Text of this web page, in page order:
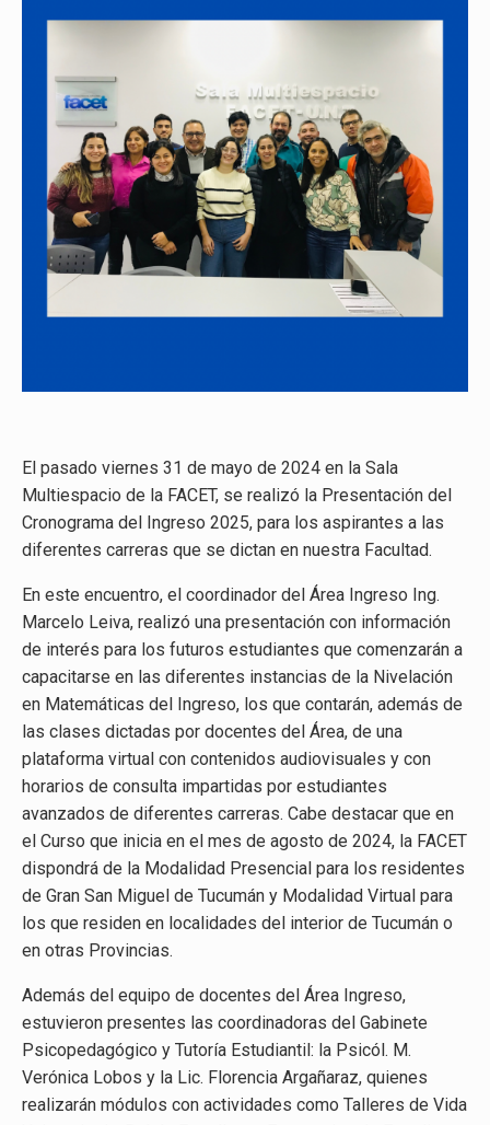
El pasado viernes 31 de mayo de 2024 en la Sala
Multiespacio de la FACET, se realizó la Presentación del
Cronograma del Ingreso 2025, para los aspirantes a las
diferentes carreras que se dictan en nuestra Facultad.
En este encuentro, el coordinador del Área Ingreso Ing.
Marcelo Leiva, realizó una presentación con información
de interés para los futuros estudiantes que comenzarán a
capacitarse en las diferentes instancias de la Nivelación
en Matemáticas del Ingreso, los que contarán, además de
las clases dictadas por docentes del Área, de una
plataforma virtual con contenidos audiovisuales y con
horarios de consulta impartidas por estudiantes
avanzados de diferentes carreras. Cabe destacar que en
el Curso que inicia en el mes de agosto de 2024, la FACET
dispondrá de la Modalidad Presencial para los residentes
de Gran San Miguel de Tucumán y Modalidad Virtual para
los que residen en localidades del interior de Tucumán o
en otras Provincias.
Además del equipo de docentes del Área Ingreso,
estuvieron presentes las coordinadoras del Gabinete
Psicopedagógico y Tutoría Estudiantil: la Psicól. M.
Verónica Lobos y la Lic. Florencia Argañaraz, quienes
realizarán módulos con actividades como Talleres de Vida